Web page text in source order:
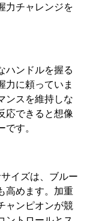
力チャレンジを
ハンドルを握る
力に頼っていま
ンスを維持しな
応できると想像
す。
イズは、ブルー
高めます。加重
ャンピオンが競